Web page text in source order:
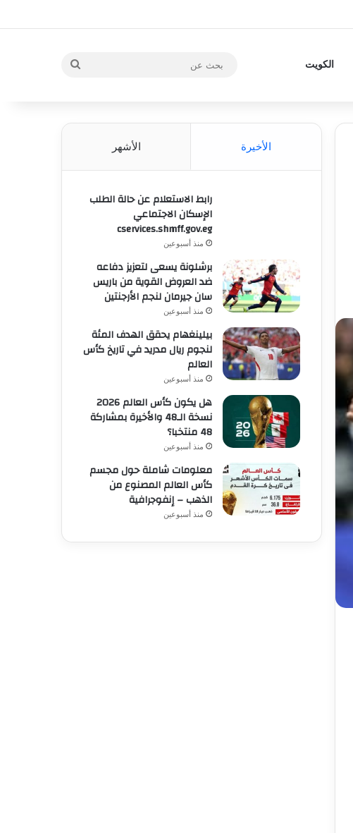
الكويت
بحث
الأخيرة الأشهر
رابط الاستعلام عن حالة الطلب
الإسكان الاجتماعي
cservices.shmff.gov.eg
منذ أسبوعين
برشلونة يسعى لتعزيز دفاعه
ضد العروض القوية من باريس
سان جيرمان لنجم الأرجنتين
منذ أسبوعين
بيلينغهام يحقق الهدف المئة
لنجوم ريال مدريد في تاريخ كأس
العالم
منذ أسبوعين
هل يكون كأس العالم 2026
نسخة الـ48 والأخيرة بمشاركة
48 منتخبا؟
منذ أسبوعين
معلومات شاملة حول مجسم
كأس العالم المصنوع من
الذهب – إنفوجرافية
منذ أسبوعين